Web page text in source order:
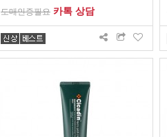
도매인증필요 카톡 상담